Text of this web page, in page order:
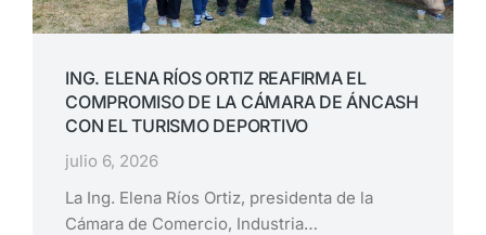
ING. ELENA RÍOS ORTIZ REAFIRMA EL
COMPROMISO DE LA CÁMARA DE ÁNCASH
CON EL TURISMO DEPORTIVO
julio 6, 2026
La Ing. Elena Ríos Ortiz, presidenta de la
Cámara de Comercio, Industria…